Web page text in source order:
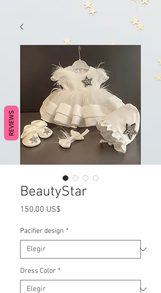
BeautyStar
150,00 US$
Pacifier design *
Dress Color *
REVIEWS